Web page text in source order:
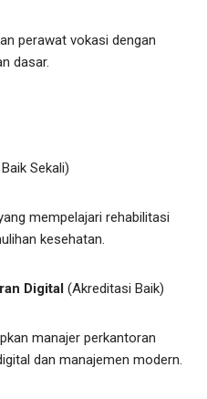
perawat vokasi dengan
dasar.
Sekali)
mempelajari rehabilitasi
kesehatan.
Digital (Akreditasi Baik)
manajer perkantoran
dan manajemen modern.